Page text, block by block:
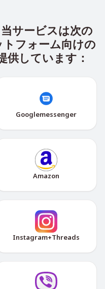
サービスは次の
フォーム向けの
供しています：
Googlemessenger
Amazon
Instagram+Threads